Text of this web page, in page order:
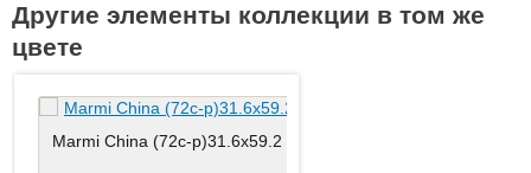
Другие элементы коллекции в том же
цвете
Marmi China (72c-p)31.6x59.2